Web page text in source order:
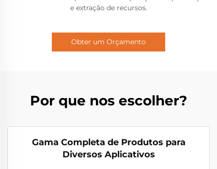
e extração de recursos.
Obter um Orçamento
Por que nos escolher?
Gama Completa de Produtos para
Diversos Aplicativos